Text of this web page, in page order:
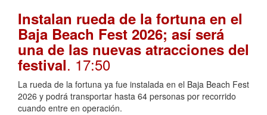
Instalan rueda de la fortuna en el
Baja Beach Fest 2026; así será
una de las nuevas atracciones del
festival. 17:50
La rueda de la fortuna ya fue instalada en el Baja Beach Fest
2026 y podrá transportar hasta 64 personas por recorrido
cuando entre en operación.